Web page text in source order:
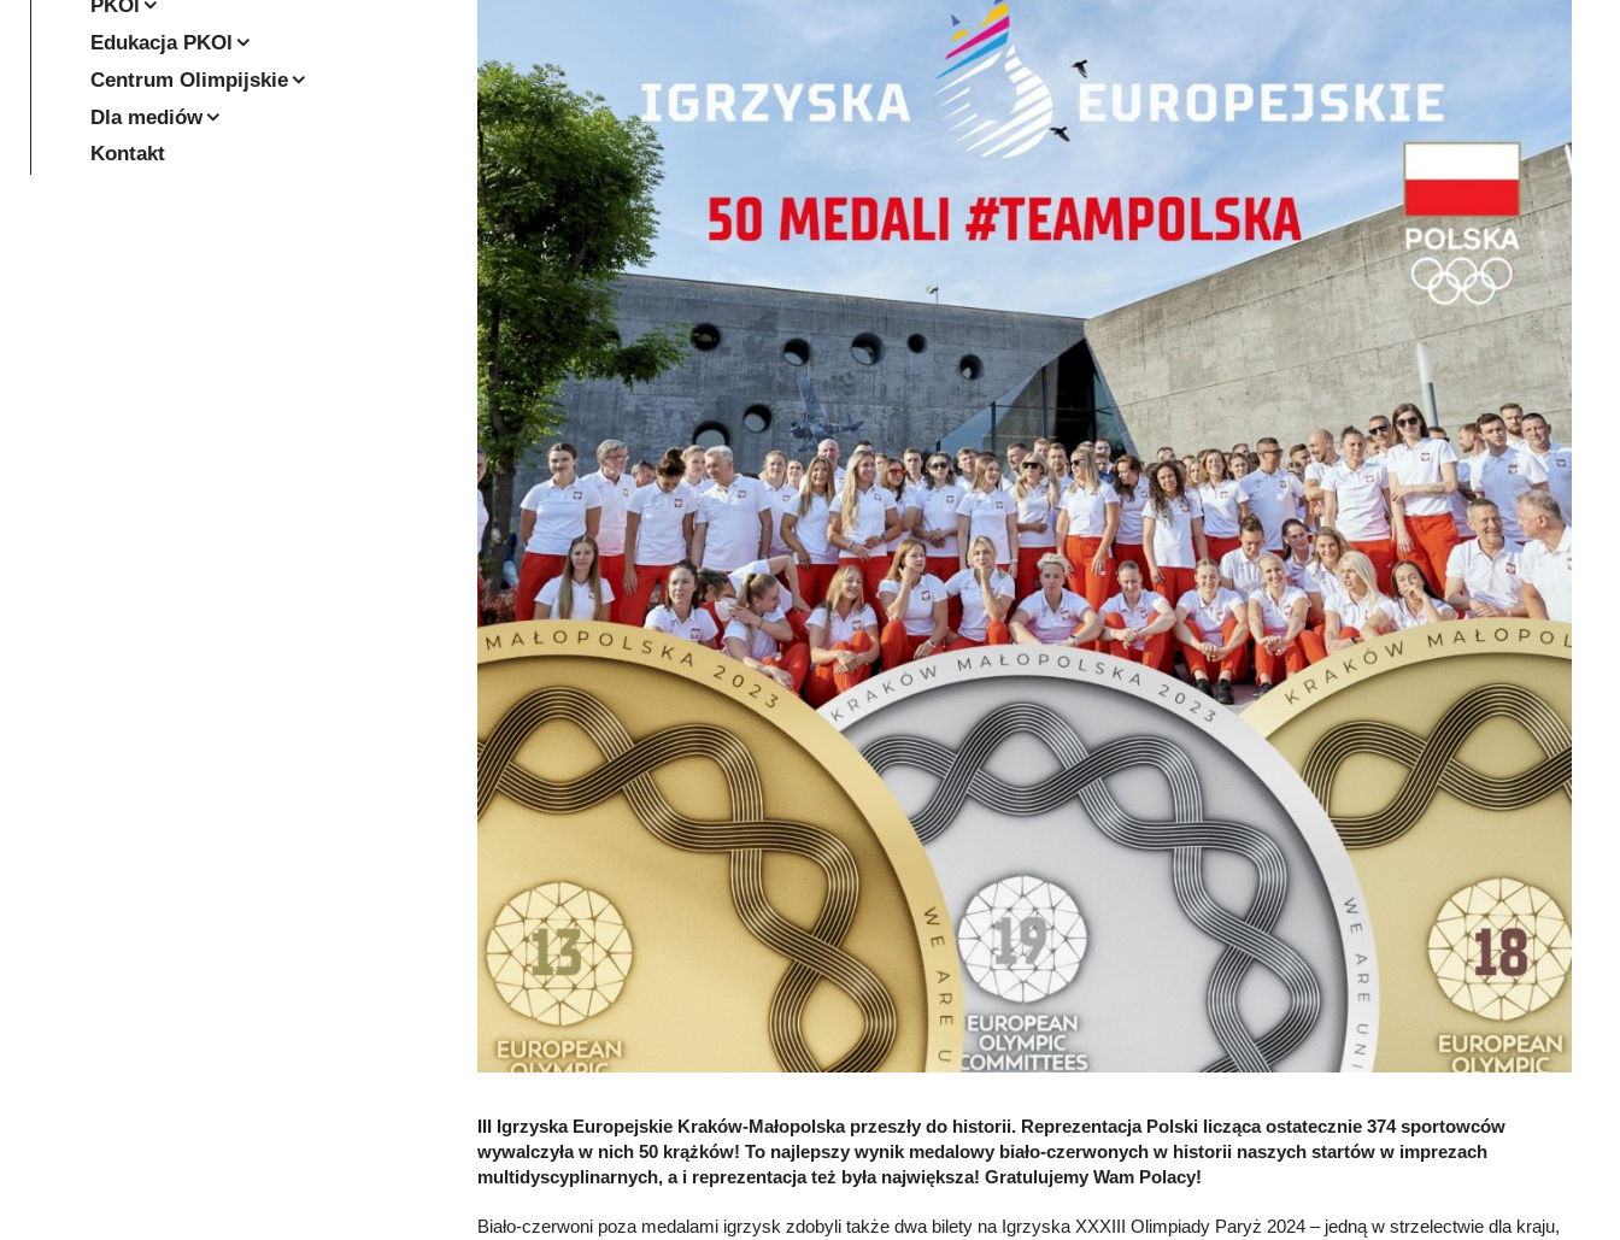
III Igrzyska Europejskie Kraków-Małopolska przeszły do historii. Reprezentacja Polski licząca ostatecznie 374 sportowców
wywalczyła w nich 50 krążków! To najlepszy wynik medalowy biało-czerwonych w historii naszych startów w imprezach
multidyscyplinarnych, a i reprezentacja też była największa! Gratulujemy Wam Polacy!
Biało-czerwoni poza medalami igrzysk zdobyli także dwa bilety na Igrzyska XXXIII Olimpiady Paryż 2024 – jedną w strzelectwie dla kraju,
PKOl
Edukacja PKOl
Centrum Olimpijskie
Dla mediów
Kontakt